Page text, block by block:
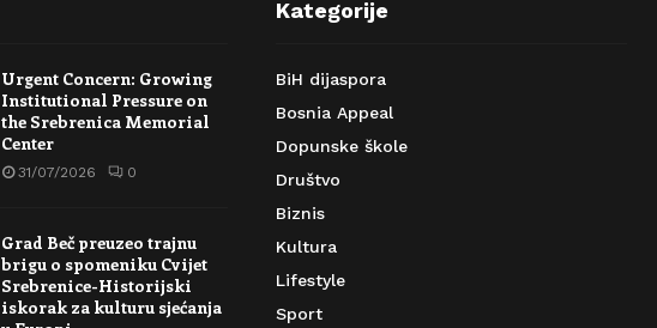
Urgent Concern: Growing
Institutional Pressure on
the Srebrenica Memorial
Center
31/07/2026 0
Grad Beč preuzeo trajnu
brigu o spomeniku Cvijet
Srebrenice-Historijski
iskorak za kulturu sjećanja
Kategorije
BiH dijaspora
Bosnia Appeal
Dopunske škole
Društvo
Biznis
Kultura
Lifestyle
Sport